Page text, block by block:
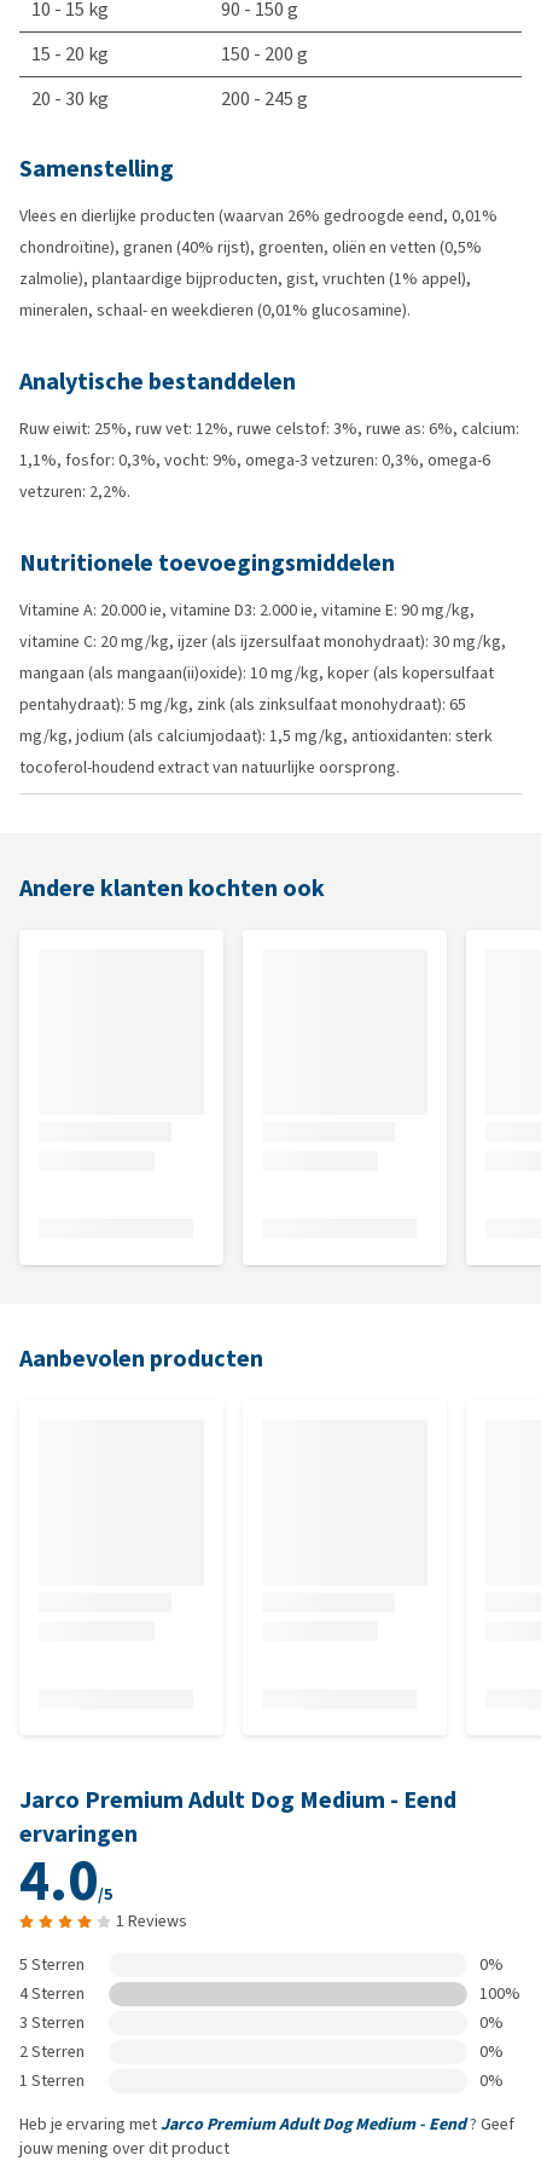
10 - 15 kg
90 - 150 g
15 - 20 kg
150 - 200 g
20 - 30 kg
200 - 245 g
Samenstelling
Vlees en dierlijke producten (waarvan 26% gedroogde eend, 0,01%
chondroïtine), granen (40% rijst), groenten, oliën en vetten (0,5%
zalmolie), plantaardige bijproducten, gist, vruchten (1% appel),
mineralen, schaal- en weekdieren (0,01% glucosamine).
Analytische bestanddelen
Ruw eiwit: 25%, ruw vet: 12%, ruwe celstof: 3%, ruwe as: 6%, calcium:
1,1%, fosfor: 0,3%, vocht: 9%, omega-3 vetzuren: 0,3%, omega-6
vetzuren: 2,2%.
Nutritionele toevoegingsmiddelen
Vitamine A: 20.000 ie, vitamine D3: 2.000 ie, vitamine E: 90 mg/kg,
vitamine C: 20 mg/kg, ijzer (als ijzersulfaat monohydraat): 30 mg/kg,
mangaan (als mangaan(ii)oxide): 10 mg/kg, koper (als kopersulfaat
pentahydraat): 5 mg/kg, zink (als zinksulfaat monohydraat): 65
mg/kg, jodium (als calciumjodaat): 1,5 mg/kg, antioxidanten: sterk
tocoferol-houdend extract van natuurlijke oorsprong.
Andere klanten kochten ook
Aanbevolen producten
Jarco Premium Adult Dog Medium - Eend
ervaringen
4.0/5
1 Reviews
5 Sterren
0%
4 Sterren
100%
3 Sterren
0%
2 Sterren
0%
1 Sterren
0%
Heb je ervaring metJarco Premium Adult Dog Medium - Eend? Geef
jouw mening over dit product